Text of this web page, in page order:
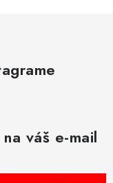
váš e-mail